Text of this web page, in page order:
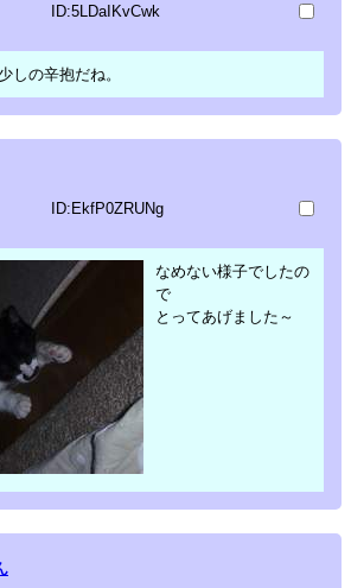
ID:5LDaIKvCwk
しの辛抱だね。
ID:EkfP0ZRUNg
なめない様子でしたの
で
とってあげました～